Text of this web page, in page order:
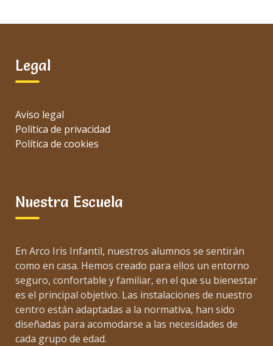
Legal
Aviso legal
Política de privacidad
Política de cookies
Nuestra Escuela
En Arco Iris Infantil, nuestros alumnos se sentirán
como en casa. Hemos creado para ellos un entorno
seguro, confortable y familiar, en el que su bienestar
es el principal objetivo. Las instalaciones de nuestro
centro están adaptadas a la normativa, han sido
diseñadas para acomodarse a las necesidades de
cada grupo de edad.